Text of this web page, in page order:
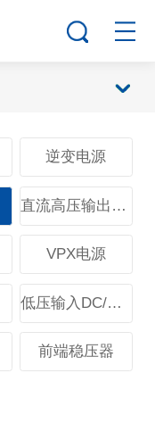
逆变电源
直流高压输出电源
VPX电源
低压输入DC/DC模块
前端稳压器